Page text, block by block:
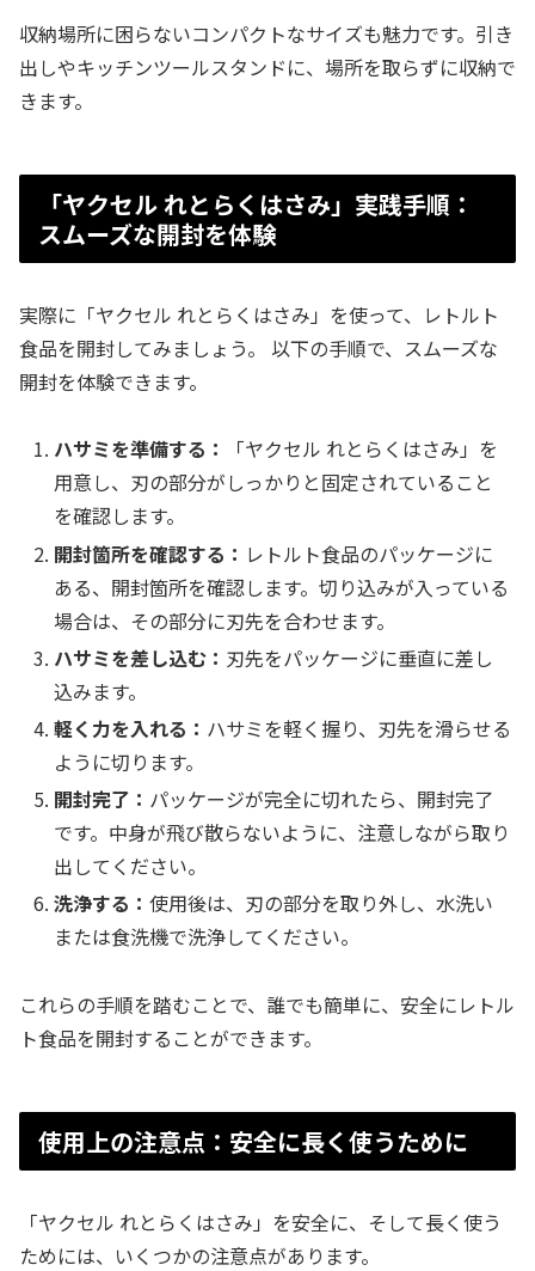
収納場所に困らないコンパクトなサイズも魅力です。引き
出しやキッチンツールスタンドに、場所を取らずに収納で
きます。
「ヤクセル れとらくはさみ」実践手順：
スムーズな開封を体験
実際に「ヤクセル れとらくはさみ」を使って、レトルト
食品を開封してみましょう。 以下の手順で、スムーズな
開封を体験できます。
ハサミを準備する：
「ヤクセル れとらくはさみ」を
用意し、刃の部分がしっかりと固定されていること
を確認します。
開封箇所を確認する： レトルト食品のパッケージに
ある、開封箇所を確認します。切り込みが入っている
場合は、その部分に刃先を合わせます。
ハサミを差し込む： 刃先をパッケージに垂直に差し
込みます。
軽く力を入れる： ハサミを軽く握り、刃先を滑らせる
ように切ります。
開封完了： パッケージが完全に切れたら、開封完了
です。中身が飛び散らないように、注意しながら取り
出してください。
洗浄する：使用後は、刃の部分を取り外し、水洗い
または食洗機で洗浄してください。
これらの手順を踏むことで、誰でも簡単に、安全にレトル
ト食品を開封することができます。
使用上の注意点：安全に長く使うために
「ヤクセル れとらくはさみ」を安全に、そして長く使う
ためには、いくつかの注意点があります。